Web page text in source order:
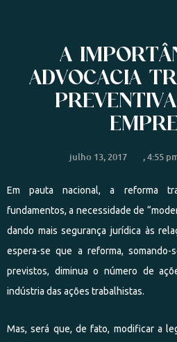
A
ADVOCACIA
julho 13, 2017 ,4:55
Em pauta nacional, a reforma
fundamentos, a necessidade de
dando mais segurança jurídica às
espera-se que a reforma, somando-
previstos, diminua o número de
indústria das ações trabalhistas.
Mas, será que, de fato, modificar a